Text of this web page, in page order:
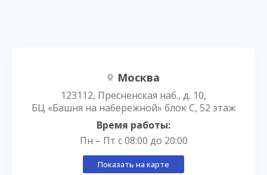
Москва
123112, Пресненская наб., д. 10,
БЦ «Башня на набережной» блок С, 52 этаж
Время работы:
Пн – Пт с 08:00 до 20:00
Показать на карте